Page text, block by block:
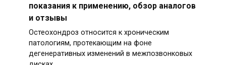
показания к применению, обзор аналогов
и отзывы
Остеохондроз относится к хроническим
патологиям, протекающим на фоне
дегенеративных изменений в межпозвонковых